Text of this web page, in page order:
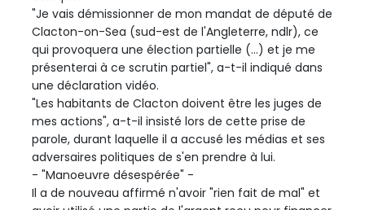
"Je vais démissionner de mon mandat de député de
Clacton-on-Sea (sud-est de l'Angleterre, ndlr), ce
qui provoquera une élection partielle (...) et je me
présenterai à ce scrutin partiel", a-t-il indiqué dans
une déclaration vidéo.
"Les habitants de Clacton doivent être les juges de
mes actions", a-t-il insisté lors de cette prise de
parole, durant laquelle il a accusé les médias et ses
adversaires politiques de s'en prendre à lui.
- "Manoeuvre désespérée" -
Il a de nouveau affirmé n'avoir "rien fait de mal" et